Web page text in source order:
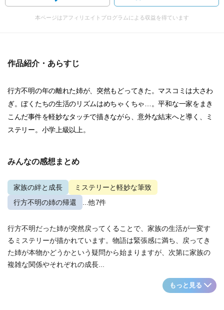
本ページはアフィリエイトプログラムによる収益を得ています
作品紹介・あらすじ
行方不明の年の離れた姉が、突然もどってきた。マスコミは大さわ
ぎ。ぼくたちの生活のリズムはめちゃくちゃ…。平和な一家をまき
こんだ事件を軽妙なタッチで描きながら、意外な結末へと導く、ミ
ステリー。小学上級以上。
みんなの感想まとめ
家族の絆と成長
ミステリーと軽妙な筆致
行方不明の姉の帰還
...他7件
行方不明だった姉が突然戻ってくることで、家族の生活が一変す
るミステリーが描かれています。物語は緊張感に満ち、戻ってき
た姉が本物かどうかという疑問から始まりますが、次第に家族の
複雑な関係やそれぞれの成長...
もっと見る